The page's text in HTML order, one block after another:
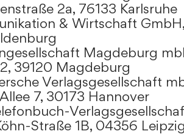
2a, 76133 Karlsruhe
& Wirtschaft
Magdeburg
39120 Magdeburg
Verlagsgesellschaft
7, 30173 Hannover
Straße 1B, 04356